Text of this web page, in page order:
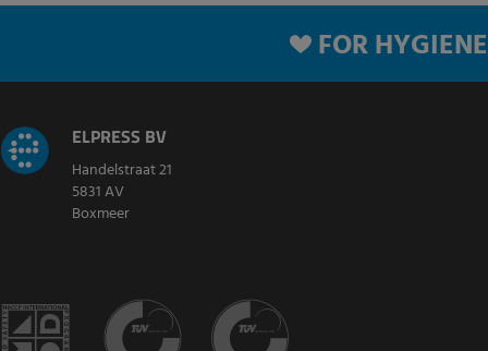
FOR HYGIENE
ELPRESS BV
Handelstraat 21
5831 AV
Boxmeer